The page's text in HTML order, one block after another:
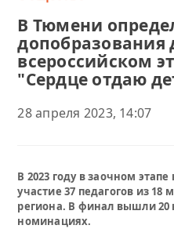
В Тюмени
допобразования
всероссийском
"Сердце отдаю
28 апреля 2023, 14:07
В 2023 году в заочном
участие 37 педагогов из
региона. В финал вышли 20
номинациях.